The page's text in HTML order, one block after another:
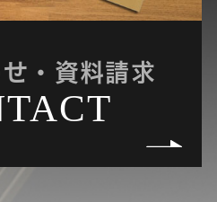
・資料請求